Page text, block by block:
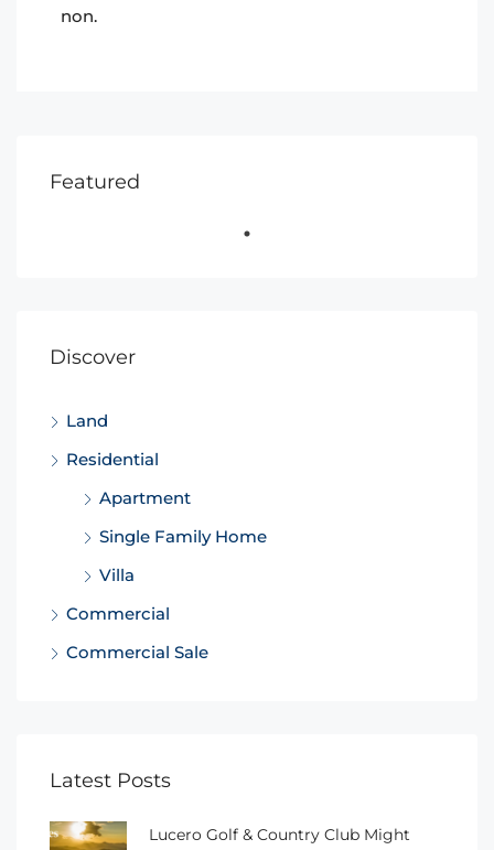
non.
Featured
Discover
Land
Residential
Apartment
Single Family Home
Villa
Commercial
Commercial Sale
Latest Posts
Lucero Golf & Country Club Might